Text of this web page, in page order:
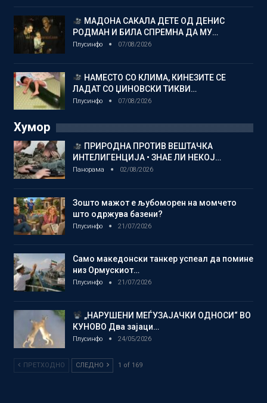
МАДОНА САКАЛА ДЕТЕ ОД ДЕНИС
РОДМАН И БИЛА СПРЕМНА ДА МУ…
Плусинфо 07/08/2026
НАМЕСТО СО КЛИМА, КИНЕЗИТЕ СЕ
ЛАДАТ СО ЏИНОВСКИ ТИКВИ…
Плусинфо 07/08/2026
Хумор
ПРИРОДНА ПРОТИВ ВЕШТАЧКА
ИНТЕЛИГЕНЦИЈА • ЗНАЕ ЛИ НЕКОЈ…
Панорама 02/08/2026
Зошто мажот е љубоморен на момчето
што одржува базени?
Плусинфо 21/07/2026
Само македонски танкер успеал да помине
низ Ормускиот…
Плусинфо 21/07/2026
„НАРУШЕНИ МЕЃУЗАЈАЧКИ ОДНОСИ“ ВО
КУНОВО Два зајаци…
Плусинфо 24/05/2026
ПРЕТХОДНО СЛЕДНО 1 of 169